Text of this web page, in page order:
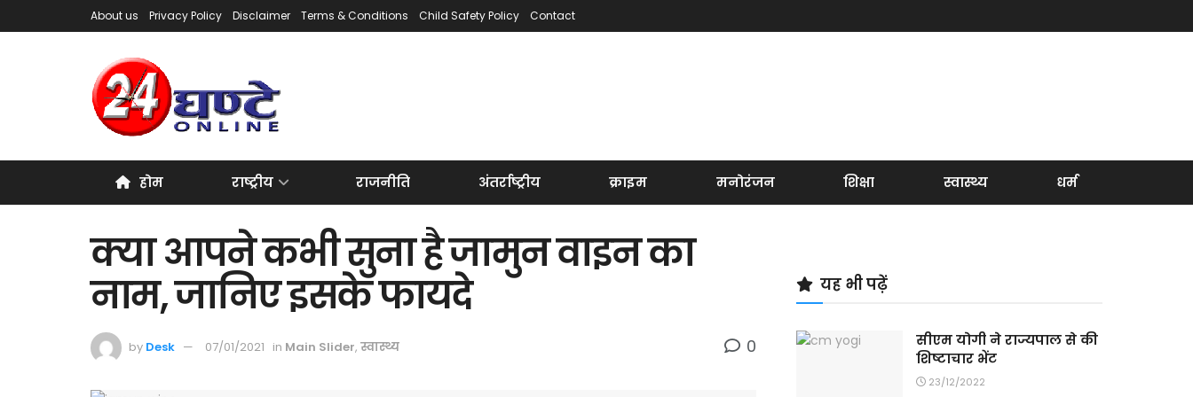
About us Privacy Policy Disclaimer Terms & Conditions Child Safety Policy Contact
होम राष्ट्रीय राजनीति अंतर्राष्ट्रीय क्राइम मनोरंजन शिक्षा स्वास्थ्य धर्म
क्या आपने कभी सुना है जामुन वाइन का
नाम, जानिए इसके फायदे
by Desk 07/01/2021 in Main Slider, स्वास्थ्य 0
यह भी पढ़ें
सीएम योगी ने राज्यपाल से की
शिष्टाचार भेंट
23/12/2022